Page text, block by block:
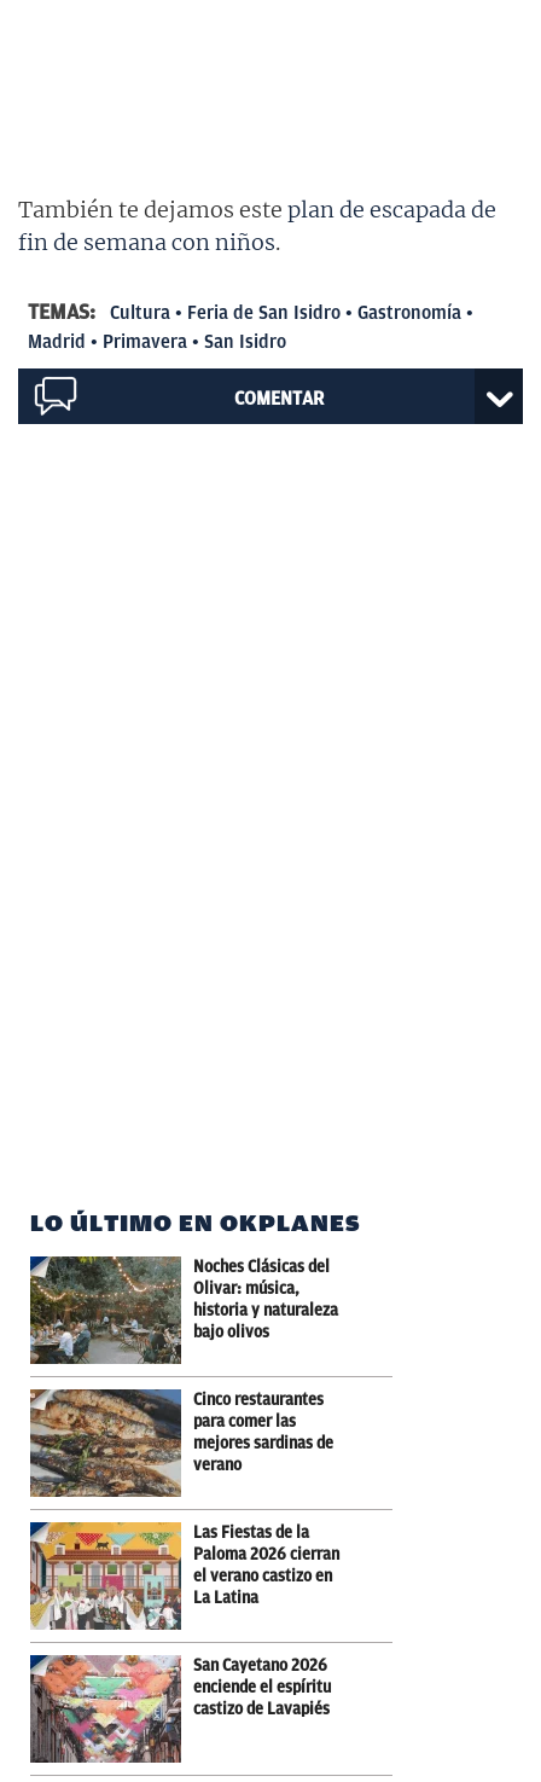
También te dejamos este plan de escapada de
fin de semana con niños.
TEMAS: Cultura Feria de San Isidro
Gastronomía
Madrid
Primavera San Isidro
COMENTAR
LO ÚLTIMO EN OKPLANES
Noches Clásicas del
Olivar: música,
historia y naturaleza
bajo olivos
Cinco restaurantes
para comer las
mejores sardinas de
verano
Las Fiestas de la
Paloma 2026 cierran
el verano castizo en
La Latina
San Cayetano 2026
enciende el espíritu
castizo de Lavapiés